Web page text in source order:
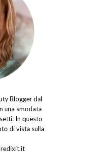
Blogger dal
una smodata
In questo
di vista sulla